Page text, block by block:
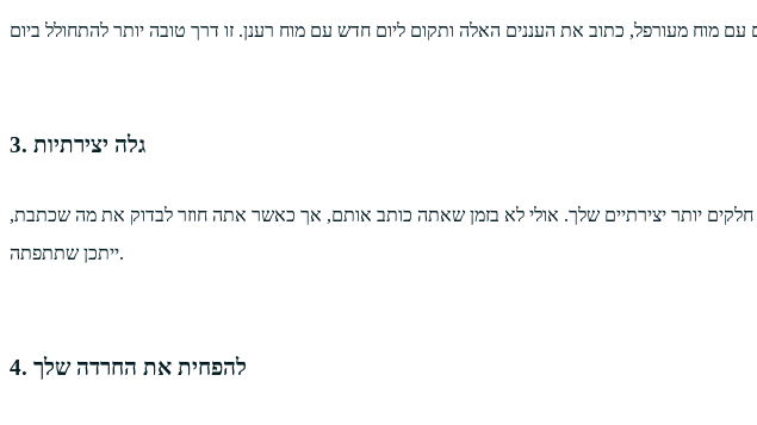
3. גלה יצירתיות
יותר יצירתיים שלך. אולי לא בזמן שאתה כותב אותם, אך כאשר אתה חוזר לבדוק את מה שכתבת,
ייתכן שתתפתה.
4. להפחית את החרדה שלך